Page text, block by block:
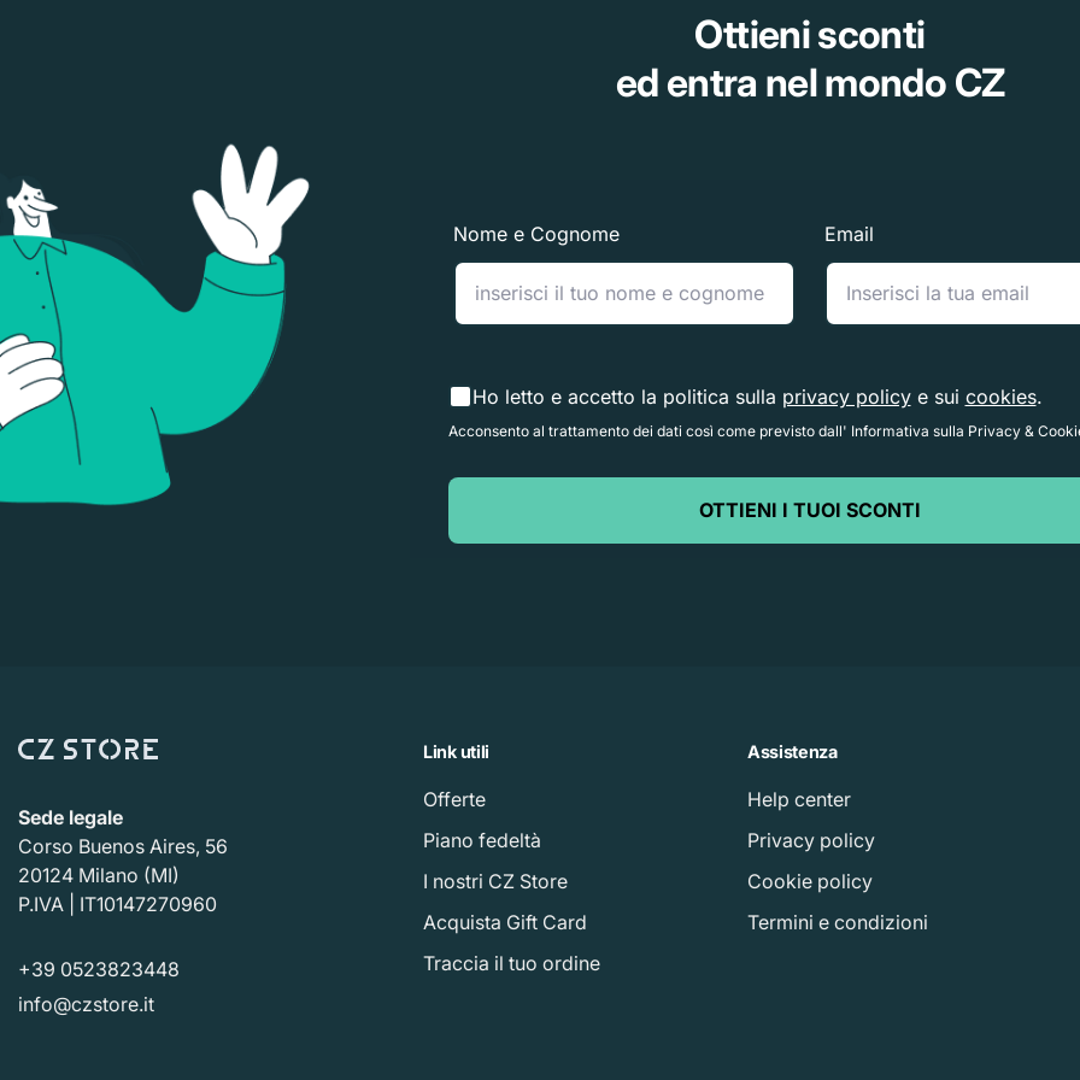
Ottieni sconti
ed entra nel mondo CZ
Nome e Cognome Email
Ho letto e accetto la politica sulla privacy policye sui cookies.
Acconsento al trattamento dei dati così come previsto dall' Informativa sulla Privacy &
OTTIENI I TUOI SCONTI
Sede legale
Corso Buenos Aires, 56
20124 Milano (MI)
P.IVA | IT10147270960
+39 0523823448
info@czstore.it
Link utili
Offerte
Piano fedeltà
I nostri CZ Store
Acquista Gift Card
Traccia il tuo ordine
Assistenza
Help center
Privacy policy
Cookie policy
Termini e condizioni